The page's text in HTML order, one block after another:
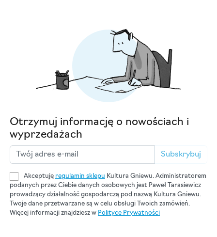
Otrzymuj informację o nowościach i
wyprzedażach
Subskrybuj
Akceptuję regulamin sklepu Kultura Gniewu. Administratorem
podanych przez Ciebie danych osobowych jest Paweł Tarasiewicz
prowadzący działalność gospodarczą pod nazwą Kultura Gniewu.
Twoje dane przetwarzane są w celu obsługi Twoich zamówień.
Więcej informacji znajdziesz w Polityce Prywatności